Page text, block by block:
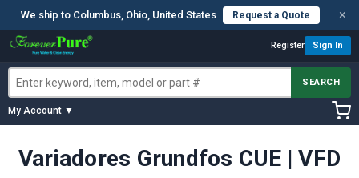
We ship to Columbus, Ohio, United States Request a Quote ×
Register Sign In
SEARCH
My Account ▼
Variadores Grundfos CUE | VFD